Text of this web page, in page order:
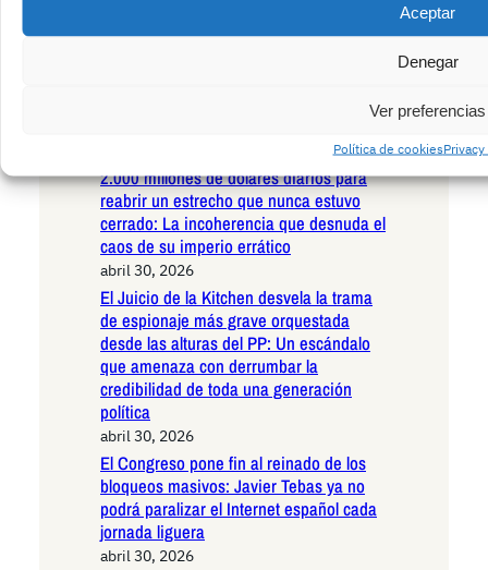
Aceptar
Denegar
Ver preferencias
Política de cookies
#ASDFSinNoticias Día del trabajador: El
Donald Trump, el tirano voluble, exige
2.000 millones de dólares diarios para
reabrir un estrecho que nunca estuvo
cerrado: La incoherencia que desnuda el
caos de su imperio errático
abril 30, 2026
El Juicio de la Kitchen desvela la trama
de espionaje más grave orquestada
desde las alturas del PP: Un escándalo
que amenaza con derrumbar la
credibilidad de toda una generación
política
abril 30, 2026
El Congreso pone fin al reinado de los
bloqueos masivos: Javier Tebas ya no
podrá paralizar el Internet español cada
jornada liguera
abril 30, 2026